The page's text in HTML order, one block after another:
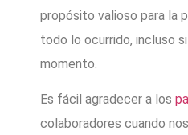
propósito valioso para la
todo lo ocurrido, incluso
momento.
Es fácil agradecer a los
colaboradores cuando